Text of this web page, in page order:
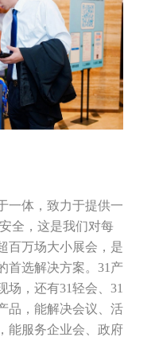
一体，致力于提供一
全，这是我们对每
百万场大小展会，是
首选解决方案。31产
场，还有31轻会、31
品，能解决会议、活
能服务企业会、政府